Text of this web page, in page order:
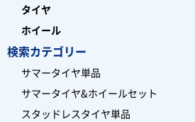
タイヤ
ホイール
検索カテゴリー
サマータイヤ単品
サマータイヤ&ホイールセット
スタッドレスタイヤ単品